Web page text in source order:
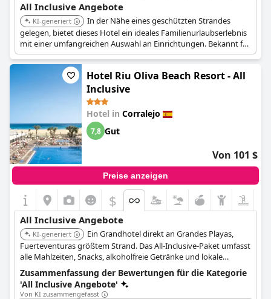
All Inclusive Angebote
KI-generiert
In der Nähe eines geschützten Strandes
gelegen, bietet dieses Hotel ein ideales Familienurlaubserlebnis
mit einer umfangreichen Auswahl an Einrichtungen. Bekannt für
seine geräumigen Suiten und All-Inclusive-Angebote, was es zu
einer bequemen Wahl für Familien macht.
Hotel Riu Oliva Beach Resort - All
Inclusive
Hotel in Corralejo
7,8 Gut
Von 101 $
Preise anzeigen
$
All Inclusive Angebote
KI-generiert
Ein Grandhotel direkt an Grandes Playas,
Fuerteventuras größtem Strand. Das All-Inclusive-Paket umfasst
alle Mahlzeiten, Snacks, alkoholfreie Getränke und lokale
Markengetränke. Bietet eine breite Palette an Aktivitäten und
Unterhaltung für alle Altersgruppen.
Zusammenfassung der Bewertungen für die Kategorie
'All Inclusive Angebote'
Von KI zusammengefasst